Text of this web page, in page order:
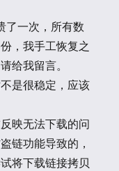
了一次，所有数
，我手工恢复之
给我留言。
是很稳定，应该
映无法下载的问
链功能导致的，
将下载链接拷贝